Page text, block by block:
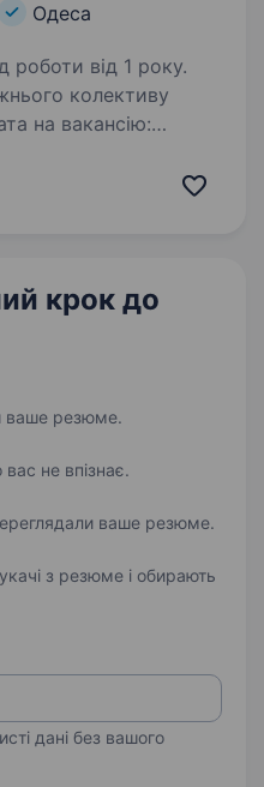
Одеса
роботи від 1 року.
колективу
на вакансію:
Прийом,
крок до
ваше резюме.
вас не впізнає.
ваше резюме.
з резюме і обирають
дані без вашого